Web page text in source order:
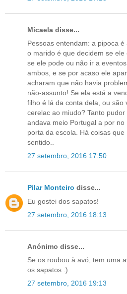
Micaela disse...
Pessoas entendam: a pipoca
o marido é que decidem se ele
se ele pode ou não ir a
ambos, e se por acaso ele
acharam que não havia
não-assunto! Se ela está a
filho é lá da conta dela, ou são
cerelac ao miudo? Tanto
andava meio Portugal a por no
porta da escola. Há coisas
sentido..
27 setembro, 2016 17:50
Pilar Monteiro disse...
Eu gostei dos sapatos!
27 setembro, 2016 18:13
Anónimo disse...
Se os roubou à avó, tem uma
os sapatos :)
27 setembro, 2016 19:13